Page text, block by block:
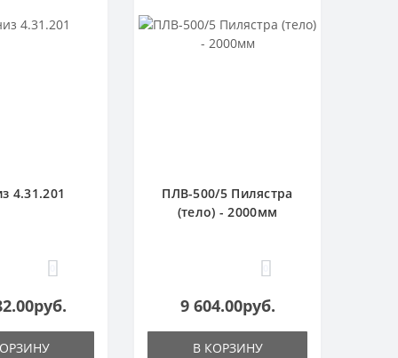
4.31.201
ПЛВ-500/5 Пилястра
(тело) - 2000мм
9 604.00руб.
В КОРЗИНУ